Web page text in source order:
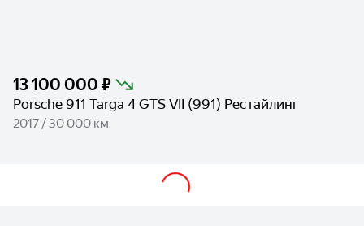
13 100 000 ₽
Porsche 911 Targa 4 GTS VII (991) Рестайлинг
2017 / 30 000 км